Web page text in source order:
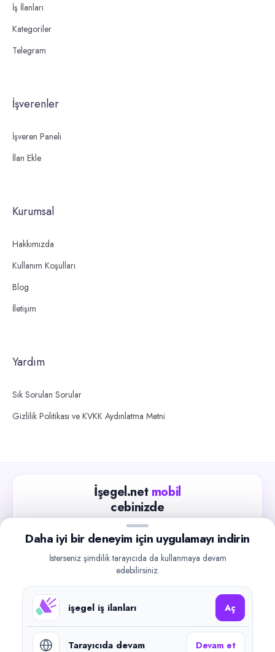
İş İlanları
Kategoriler
Telegram
İşverenler
İşveren Paneli
İlan Ekle
Kurumsal
Hakkımızda
Kullanım Koşulları
Blog
İletişim
Yardım
Sık Sorulan Sorular
Gizlilik Politikası ve KVKK Aydınlatma Metni
İşegel.net mobil
cebinizde
Güncel iş ilanlarını takip edin, işverenlerle hızlıca
iletişime geçin.
Google Play
©2026işegel.net. Tüm hakları saklıdır.
Daha iyi bir deneyim için uygulamayı indirin
İsterseniz şimdilik tarayıcıda da kullanmaya devam
edebilirsiniz.
işegel iş ilanları Aç
Tarayıcıda devam Devam et